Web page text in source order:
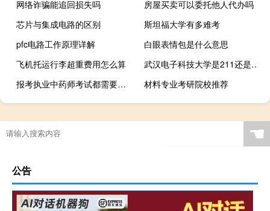
网络诈骗能追回损失吗
房屋买卖可以委托他人代办吗
芯片与集成电路的区别
斯坦福大学有多难考
pfc电路工作原理详解
白眼表情包是什么意思
飞机托运行李超重费用怎么算
武汉电子科技大学是211还是985
报考执业中药师考试都需要哪些要求
材料专业考研院校推荐
☚
公告